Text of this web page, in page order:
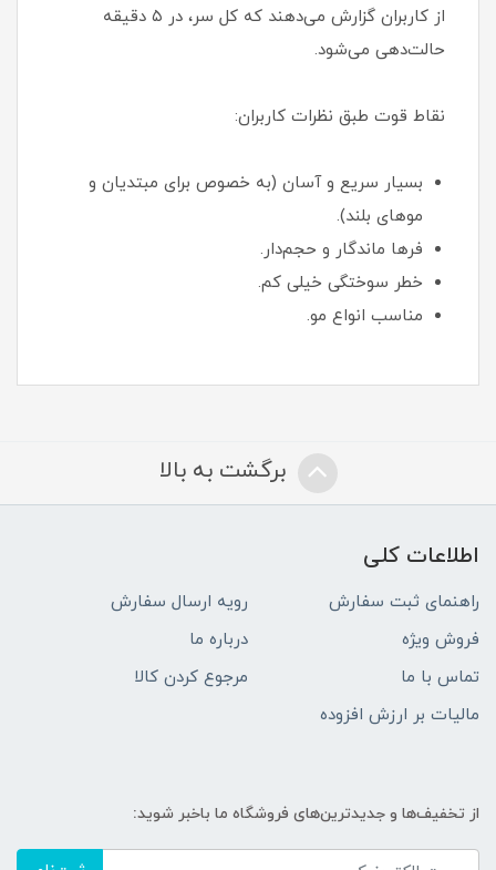
از کاربران گزارش می‌دهند که کل سر، در ۵ دقیقه
حالت‌دهی می‌شود.
نقاط قوت طبق نظرات کاربران:
بسیار سریع و آسان (به خصوص برای مبتدیان و
موهای بلند).
فرها ماندگار و حجم‌دار.
خطر سوختگی خیلی کم.
مناسب انواع مو.
برگشت به بالا
اطلاعات کلی
راهنمای ثبت سفارش
رویه ارسال سفارش
فروش ویژه
درباره ما
تماس با ما
مرجوع کردن کالا
مالیات بر ارزش افزوده
از تخفیف‌ها و جدیدترین‌های فروشگاه ما باخبر شوید: